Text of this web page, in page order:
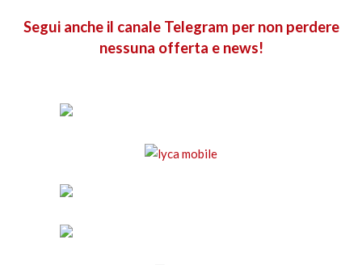
Segui anche il canale Telegram per non perdere
nessuna offerta e news!